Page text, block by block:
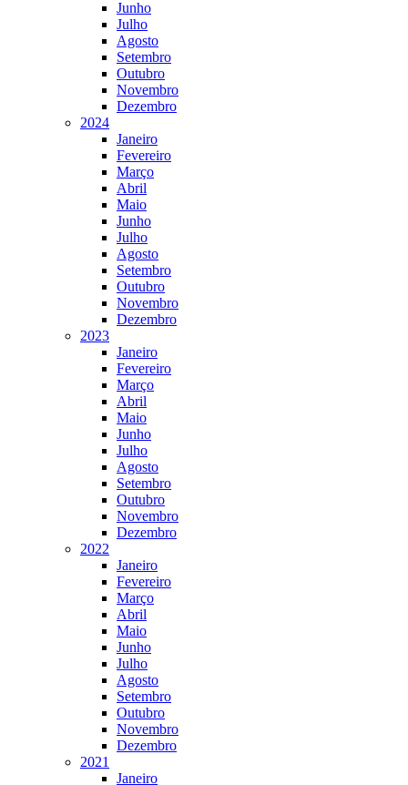
Junho
Julho
Agosto
Setembro
Outubro
Novembro
Dezembro
2024
Janeiro
Fevereiro
Março
Abril
Maio
Junho
Julho
Agosto
Setembro
Outubro
Novembro
Dezembro
2023
Janeiro
Fevereiro
Março
Abril
Maio
Junho
Julho
Agosto
Setembro
Outubro
Novembro
Dezembro
2022
Janeiro
Fevereiro
Março
Abril
Maio
Junho
Julho
Agosto
Setembro
Outubro
Novembro
Dezembro
2021
Janeiro